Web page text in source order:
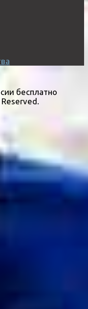
бесплатно